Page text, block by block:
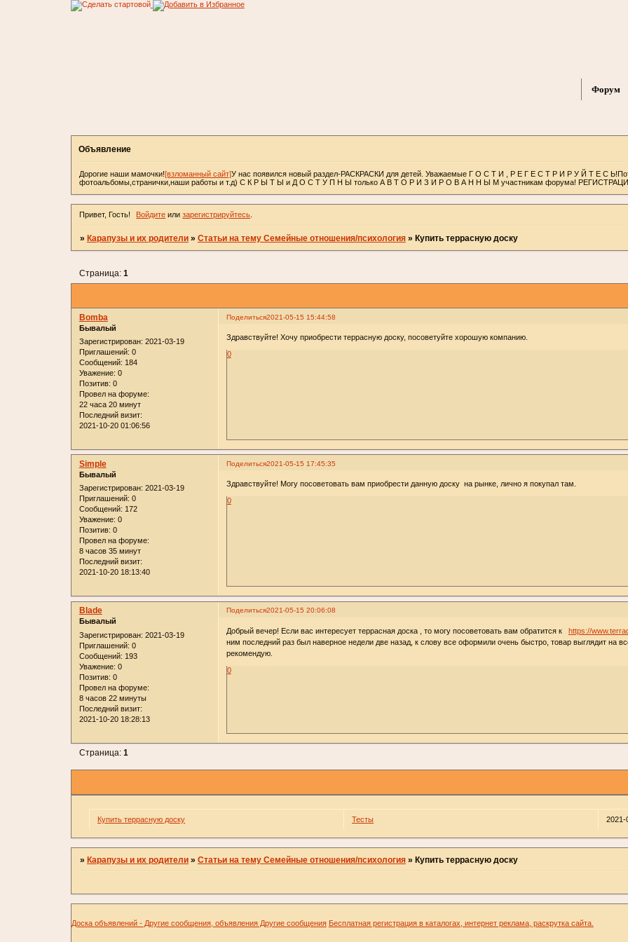
Форум
Объявление
Дорогие наши мамочки![взломанный сайт]У нас появился новый раздел-РАСКРАСКИ для детей. Уважаемые Г О С Т И , Р Е Г Е С Т Р И Р У Й Т Е С
фотоальбомы,странички,наши работы и т.д) С К Р Ы Т Ы и Д О С Т У П Н Ы только А В Т О Р И З И Р О В А Н Н Ы М участникам форума!
Привет, Гость! Войдите илизарегистрируйтесь
» Карапузы и их родители » Статьи на тему Семейные отношения/психология » Купить террасную доску
Страница: 1
Поделиться2021-05-15 15:44:58
Bomba
Бывалый
Зарегистрирован: 2021-03-19
Приглашений: 0
Сообщений: 184
Уважение: 0
Позитив: 0
Провел на форуме:
22 часа 20 минут
Последний визит:
2021-10-20 01:06:56
Здравствуйте! Хочу приобрести террасную доску, посоветуйте хорошую компанию.
0
Поделиться2021-05-15 17:45:35
Simple
Бывалый
Зарегистрирован: 2021-03-19
Приглашений: 0
Сообщений: 172
Уважение: 0
Позитив: 0
Провел на форуме:
8 часов 35 минут
Последний визит:
2021-10-20 18:13:40
Здравствуйте! Могу посоветовать вам приобрести данную доску на рынке, лично я покупал там.
0
Поделиться2021-05-15 20:06:08
Blade
Бывалый
Зарегистрирован: 2021-03-19
Приглашений: 0
Сообщений: 193
Уважение: 0
Позитив: 0
Провел на форуме:
8 часов 22 минуты
Последний визит:
2021-10-20 18:28:13
Добрый вечер! Если вас интересует террасная доска , то могу посоветовать вам обратится к https://
ним последний раз был наверное недели две назад, к слову все оформили очень быстро, товар выглядит на
рекомендую.
0
Страница: 1
Купить террасную доску Тесты 2021-
» Карапузы и их родители » Статьи на тему Семейные отношения/психология » Купить террасную доску
Доска объявлений - Другие сообщения, объявления Другие сообщения Бесплатная регистрация в каталогах, интернет реклама, раскрутка сайта.